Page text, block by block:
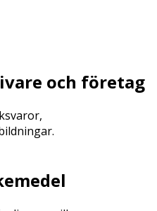
och företag